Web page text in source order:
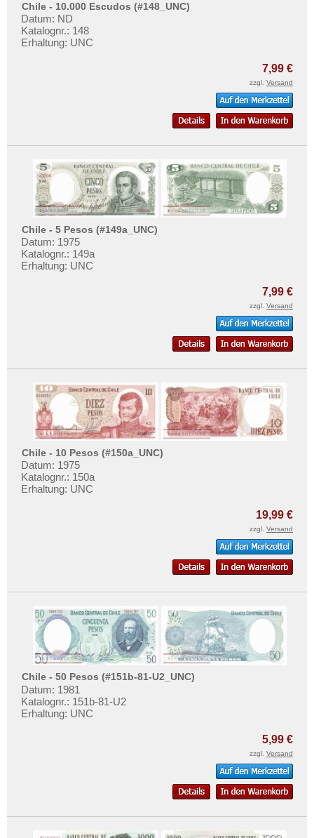
Chile - 10.000 Escudos (#148_UNC)
Datum: ND
Katalognr.: 148
Erhaltung: UNC
7,99 €
zzgl. Versand
Chile - 5 Pesos (#149a_UNC)
Datum: 1975
Katalognr.: 149a
Erhaltung: UNC
7,99 €
zzgl. Versand
Chile - 10 Pesos (#150a_UNC)
Datum: 1975
Katalognr.: 150a
Erhaltung: UNC
19,99 €
zzgl. Versand
Chile - 50 Pesos (#151b-81-U2_UNC)
Datum: 1981
Katalognr.: 151b-81-U2
Erhaltung: UNC
5,99 €
zzgl. Versand